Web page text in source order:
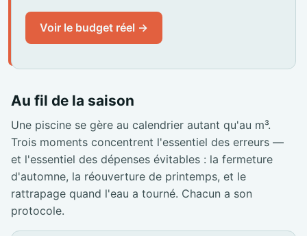
Voir le budget réel →
Au fil de la saison
Une piscine se gère au calendrier autant qu'au m³.
Trois moments concentrent l'essentiel des erreurs —
et l'essentiel des dépenses évitables : la fermeture
d'automne, la réouverture de printemps, et le
rattrapage quand l'eau a tourné. Chacun a son
protocole.